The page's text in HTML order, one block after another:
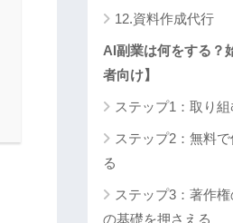
12.資料作成代行
AI副業は何をする？
者向け】
ステップ1：取り
ステップ2：無料
る
ステップ3：著作
の基礎を押さえる